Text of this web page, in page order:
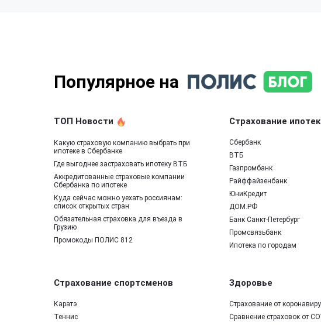
Популярное на
ТОП Новости
Какую страховую компанию выбрать при
ипотеке в Сбербанке
Где выгоднее застраховать ипотеку ВТБ
Аккредитованные страховые компании
Сбербанка по ипотеке
Куда сейчас можно уехать россиянам:
список открытых стран
Обязательная страховка для въезда в
Грузию
Промокоды ПОЛИС 812
Страхование
Сбербанк
ВТБ
Газпромбанк
Райффайзенбанк
ЮниКредит
ДОМ.РФ
Банк Санкт-Петербург
Промсвязьбанк
Ипотека по городам
Страхование спортсменов
Каратэ
Теннис
Здоровье
Страхование от
Сравнение страховок от